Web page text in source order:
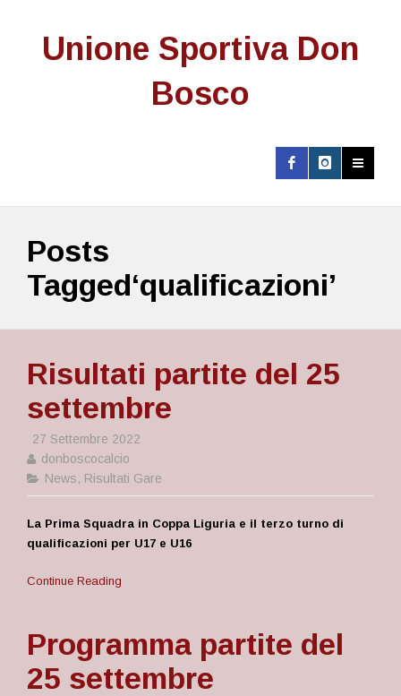
Unione Sportiva Don
Bosco
Posts
Tagged‘qualificazioni’
Risultati partite del 25
settembre
27 Settembre 2022
donboscocalcio
News, Risultati Gare
La Prima Squadra in Coppa Liguria e il terzo turno di
qualificazioni per U17 e U16
Continue Reading
Programma partite del
25 settembre